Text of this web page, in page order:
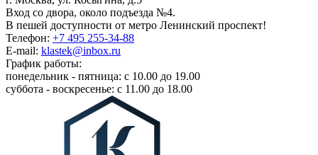
Вход со двора, около подъезда №4.
В пешей доступности от метро Ленинский проспект!
Телефон: +7 495 255-34-88
E-mail: klastek@inbox.ru
График работы:
понедельник - пятница: с 10.00 до 19.00
суббота - воскресенье: с 11.00 до 18.00